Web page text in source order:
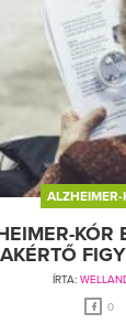
ALZHEIMER-
KÓR
ÍRTA:
0